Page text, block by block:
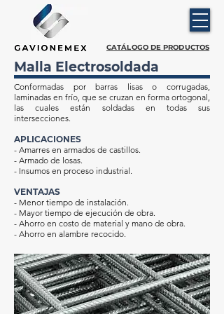
CATÁLOGO DE PRODUCTOS
Malla Electrosoldada
Conformadas por barras lisas o corrugadas,
laminadas en frío, que se cruzan en forma ortogonal,
las cuales están soldadas en todas sus
intersecciones.
APLICACIONES
- Amarres en armados de castillos.
- Armado de losas.
- Insumos en proceso industrial.
VENTAJAS
- Menor tiempo de instalación.
- Mayor tiempo de ejecución de obra.
- Ahorro en costo de material y mano de obra.
- Ahorro en alambre recocido.